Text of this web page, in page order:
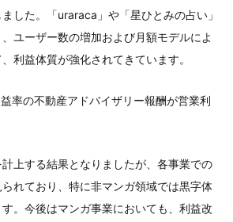
した。「uraraca」や「星ひとみの占い」
ユーザー数の増加および月額モデルによ
利益体質が強化されてきています。
率の不動産アドバイザリー報酬が営業利
上する結果となりましたが、各事業での
れており、特に非マンガ領域では黒字体
。今後はマンガ事業においても、利益改